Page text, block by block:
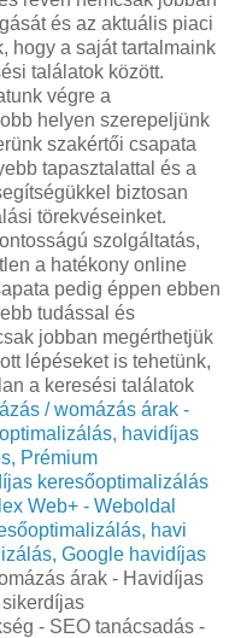
és az aktuális piaci
hogy a saját tartalmaink
találatok között.
végre a
helyen szerepeljünk
szakértői csapata
tapasztalattal és a
biztosan
törekvéseinket.
szolgáltatás,
a hatékony online
pedig éppen ebben
tudással és
jobban megérthetjük
lépéseket is tehetünk,
a keresési találatok
/ womázás árak -
havidíjas
Prémium
keresőoptimalizálás
Web+ - Weboldal
havi
Google havidíjas
árak - Havidíjas
- SEO tanácsadás -